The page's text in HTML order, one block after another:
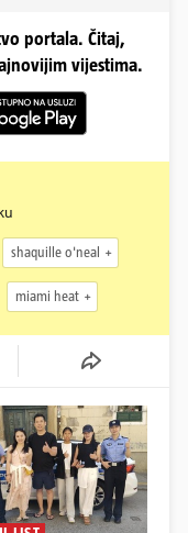
portala. Čitaj,
vijestima.
shaquille o'neal
miami heat